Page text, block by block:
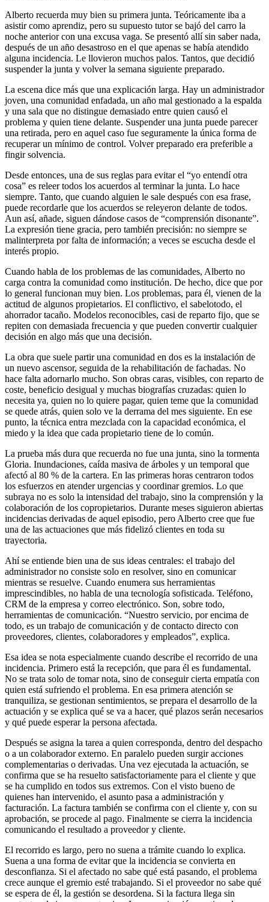
Alberto recuerda muy bien su primera junta. Teóricamente iba a
asistir como aprendiz, pero su supuesto tutor se bajó del carro la
noche anterior con una excusa vaga. Se presentó allí sin saber nada,
después de un año desastroso en el que apenas se había atendido
alguna incidencia. Le llovieron muchos palos. Tantos, que decidió
suspender la junta y volver la semana siguiente preparado.
La escena dice más que una explicación larga. Hay un administrador
joven, una comunidad enfadada, un año mal gestionado a la espalda
y una sala que no distingue demasiado entre quien causó el
problema y quien tiene delante. Suspender una junta puede parecer
una retirada, pero en aquel caso fue seguramente la única forma de
recuperar un mínimo de control. Volver preparado era preferible a
fingir solvencia.
Desde entonces, una de sus reglas para evitar el “yo entendí otra
cosa” es releer todos los acuerdos al terminar la junta. Lo hace
siempre. Tanto, que cuando alguien le sale después con esa frase,
puede recordarle que los acuerdos se releyeron delante de todos.
Aun así, añade, siguen dándose casos de “comprensión disonante”.
La expresión tiene gracia, pero también precisión: no siempre se
malinterpreta por falta de información; a veces se escucha desde el
interés propio.
Cuando habla de los problemas de las comunidades, Alberto no
carga contra la comunidad como institución. De hecho, dice que por
lo general funcionan muy bien. Los problemas, para él, vienen de la
actitud de algunos propietarios. El conflictivo, el sabelotodo, el
ahorrador tacaño. Modelos reconocibles, casi de reparto fijo, que se
repiten con demasiada frecuencia y que pueden convertir cualquier
decisión en algo más que una decisión.
La obra que suele partir una comunidad en dos es la instalación de
un nuevo ascensor, seguida de la rehabilitación de fachadas. No
hace falta adornarlo mucho. Son obras caras, visibles, con reparto de
coste, beneficio desigual y muchas biografías cruzadas: quien lo
necesita ya, quien no lo quiere pagar, quien teme que la comunidad
se quede atrás, quien solo ve la derrama del mes siguiente. En ese
punto, la técnica entra mezclada con la capacidad económica, el
miedo y la idea que cada propietario tiene de lo común.
La prueba más dura que recuerda no fue una junta, sino la tormenta
Gloria. Inundaciones, caída masiva de árboles y un temporal que
afectó al 80 % de la cartera. En las primeras horas centraron todos
los esfuerzos en atender urgencias y coordinar gremios. Lo que
subraya no es solo la intensidad del trabajo, sino la comprensión y la
colaboración de los copropietarios. Durante meses siguieron abiertas
incidencias derivadas de aquel episodio, pero Alberto cree que fue
una de las actuaciones que más fidelizó clientes en toda su
trayectoria.
Ahí se entiende bien una de sus ideas centrales: el trabajo del
administrador no consiste solo en resolver, sino en comunicar
mientras se resuelve. Cuando enumera sus herramientas
imprescindibles, no habla de una tecnología sofisticada. Teléfono,
CRM de la empresa y correo electrónico. Son, sobre todo,
herramientas de comunicación. “Nuestro servicio, por encima de
todo, es un trabajo de comunicación y de contacto directo con
proveedores, clientes, colaboradores y empleados”, explica.
Esa idea se nota especialmente cuando describe el recorrido de una
incidencia. Primero está la recepción, que para él es fundamental.
No se trata solo de tomar nota, sino de conseguir cierta empatía con
quien está sufriendo el problema. En esa primera atención se
tranquiliza, se gestionan sentimientos, se prepara el desarrollo de la
actuación y se explica qué se va a hacer, qué plazos serán necesarios
y qué puede esperar la persona afectada.
Después se asigna la tarea a quien corresponda, dentro del despacho
o a un colaborador externo. En paralelo pueden surgir acciones
complementarias o derivadas. Una vez ejecutada la actuación, se
confirma que se ha resuelto satisfactoriamente para el cliente y que
se ha cumplido en todos sus extremos. Con el visto bueno de
quienes han intervenido, el asunto pasa a administración y
facturación. La factura también se confirma con el cliente y, con su
aprobación, se procede al pago. Finalmente se cierra la incidencia
comunicando el resultado a proveedor y cliente.
El recorrido es largo, pero no suena a trámite cuando lo explica.
Suena a una forma de evitar que la incidencia se convierta en
desconfianza. Si el afectado no sabe qué está pasando, el problema
crece aunque el gremio esté trabajando. Si el proveedor no sabe qué
se espera de él, la gestión se desordena. Si la factura llega sin